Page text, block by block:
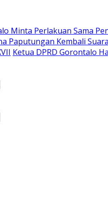
Minta Perlakuan Sama
Paputungan Kembali
Ketua DPRD Gorontalo